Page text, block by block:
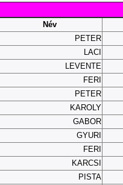
Név
PETER
LACI
LEVENTE
FERI
PETER
KAROLY
GABOR
GYURI
FERI
KARCSI
PISTA